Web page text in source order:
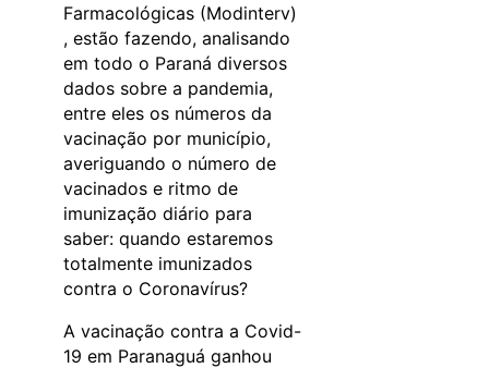
Farmacológicas (Modinterv)
, estão fazendo, analisando
em todo o Paraná diversos
dados sobre a pandemia,
entre eles os números da
vacinação por município,
averiguando o número de
vacinados e ritmo de
imunização diário para
saber: quando estaremos
totalmente imunizados
contra o Coronavírus?
A vacinação contra a Covid-
19 em Paranaguá ganhou